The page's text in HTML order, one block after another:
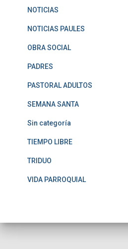
NOTICIAS
NOTICIAS PAULES
OBRA SOCIAL
PADRES
PASTORAL ADULTOS
SEMANA SANTA
Sin categoría
TIEMPO LIBRE
TRIDUO
VIDA PARROQUIAL